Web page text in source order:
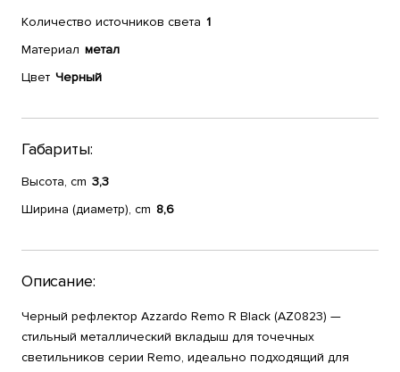
Количество источников света 1
Материал метал
Цвет Черный
Габариты:
Высота, cm 3,3
Ширина (диаметр), cm 8,6
Описание:
Черный рефлектор Azzardo Remo R Black (AZ0823) —
стильный металлический вкладыш для точечных
светильников серии Remo, идеально подходящий для